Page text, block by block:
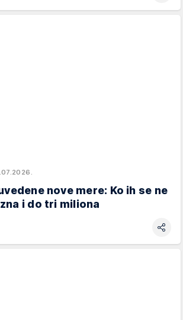
nove mere: Ko ih se ne
i do tri miliona